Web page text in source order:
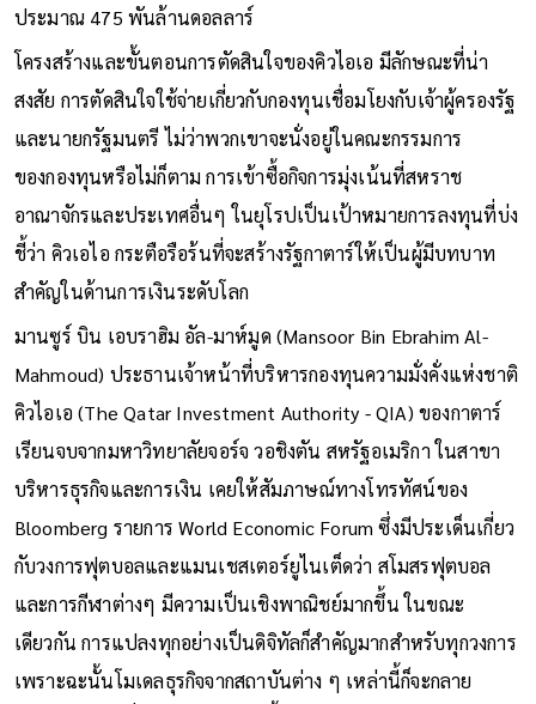
ประมาณ 475 พันล้านดอลลาร์
โครงสร้างและขั้นตอนการตัดสินใจของคิวไอเอ มีลักษณะที่น่า
สงสัย การตัดสินใจใช้จ่ายเกี่ยวกับกองทุนเชื่อมโยงกับเจ้าผู้ครองรัฐ
และนายกรัฐมนตรี ไม่ว่าพวกเขาจะนั่งอยู่ในคณะกรรมการ
ของกองทุนหรือไม่ก็ตาม การเข้าซื้อกิจการมุ่งเน้นที่สหราช
อาณาจักรและประเทศอื่นๆ ในยุโรปเป็นเป้าหมายการลงทุนที่บ่ง
ชี้ว่า คิวเอไอ กระตือรือร้นที่จะสร้างรัฐกาตาร์ให้เป็นผู้มีบทบาท
สำคัญในด้านการเงินระดับโลก
มานซูร์ บิน เอบราฮิม อัล-มาห์มูด (Mansoor Bin Ebrahim Al-
Mahmoud) ประธานเจ้าหน้าที่บริหารกองทุนความมั่งคั่งแห่งชาติ
คิวไอเอ (The Qatar Investment Authority - QIA) ของกาตาร์
เรียนจบจากมหาวิทยาลัยจอร์จ วอชิงตัน สหรัฐอเมริกา ในสาขา
บริหารธุรกิจและการเงิน เคยให้สัมภาษณ์ทางโทรทัศน์ของ
Bloomberg รายการ World Economic Forum ซึ่งมีประเด็นเกี่ยว
กับวงการฟุตบอลและแมนเชสเตอร์ยูไนเต็ดว่า สโมสรฟุตบอล
และการกีฬาต่างๆ มีความเป็นเชิงพาณิชย์มากขึ้น ในขณะ
เดียวกัน การแปลงทุกอย่างเป็นดิจิทัลก็สำคัญมากสำหรับทุกวงการ
เพราะฉะนั้นโมเดลธุรกิจจากสถาบันต่าง ๆ เหล่านี้ก็จะกลาย